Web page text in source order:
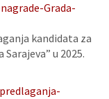
Grada-
kandidata za
u 2025.